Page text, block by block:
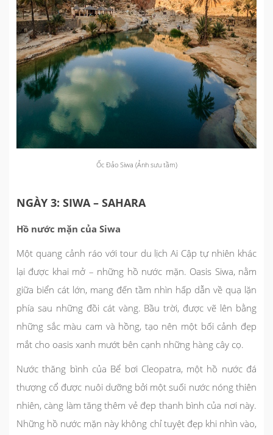
Ốc Đảo Siwa (Ảnh sưu tầm)
NGÀY 3: SIWA – SAHARA
Hồ nước mặn của Siwa
Một quang cảnh ráo với tour du lịch Ai Cập tự nhiên khác
lại được khai mở – những hồ nước mặn. Oasis Siwa, nằm
giữa biển cát lớn, mang đến tầm nhìn hấp dẫn về quạ lặn
phía sau những đồi cát vàng. Bầu trời, được vẽ lên bằng
những sắc màu cam và hồng, tạo nên một bối cảnh đẹp
mắt cho oasis xanh mướt bên cạnh những hàng cây cọ.
Nước thăng bình của Bể bơi Cleopatra, một hồ nước đá
thượng cổ được nuôi dưỡng bởi một suối nước nóng thiên
nhiên, càng làm tăng thêm vẻ đẹp thanh bình của nơi này.
Những hồ nước mặn này không chỉ tuyệt đẹp khi nhìn vào,